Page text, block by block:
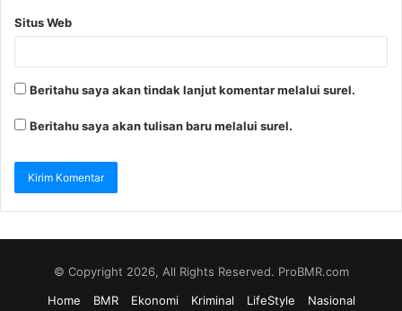
Situs Web
Beritahu saya akan tindak lanjut komentar melalui surel.
Beritahu saya akan tulisan baru melalui surel.
© Copyright 2026, All Rights Reserved. ProBMR.com
Home
BMR Ekonomi Kriminal LifeStyle Nasional